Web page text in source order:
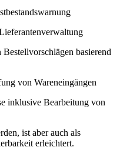
basierend
von Wareneingängen
inklusive Bearbeitung von
ist aber auch als
erleichtert.